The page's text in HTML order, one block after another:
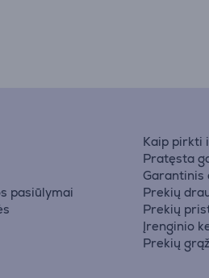
pasiūlymai
Kaip pirkti
Pratęsta
Garantinis
Prekių
Prekių
Įrenginio
Prekių